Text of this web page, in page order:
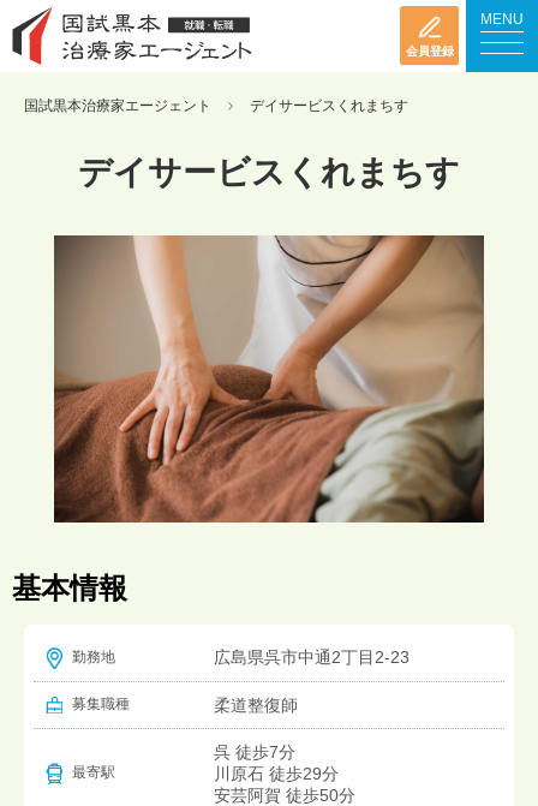
会員登録
MENU
国試黒本治療家エージェント デイサービスくれまちす
デイサービスくれまちす
基本情報
勤務地 広島県呉市中通2丁目2-23
募集職種 柔道整復師
最寄駅
呉 徒歩7分
川原石 徒歩29分
安芸阿賀 徒歩50分